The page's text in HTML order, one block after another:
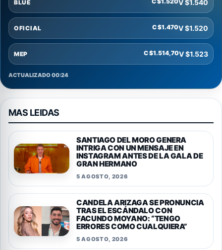
BLUE V $1.540
OFICIAL C $1.470V $1.520
MEP C $1.514,70V $1.523
ACTUALIZADO 00:24
MAS LEIDAS
SANTIAGO DEL MORO GENERA
INTRIGA CON UN MENSAJE EN
INSTAGRAM ANTES DE LA GALA DE
GRAN HERMANO
5 AGOSTO, 2026
CANDELA ARIZAGA SE PRONUNCIA
TRAS EL ESCÁNDALO CON
FACUNDO MOYANO: “TENGO
ERRORES COMO CUALQUIERA”
5 AGOSTO, 2026